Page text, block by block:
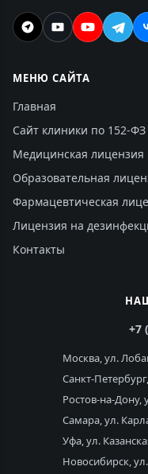
МЕНЮ САЙТА
Главная
Сайт клиники по 152-ФЗ
Медицинская лицензия
Образовательная
Фармацевтическая
Лицензия на
Контакты
+7
Москва, ул.
Санкт-
Ростов-на-Дону,
Самара, ул.
Уфа, ул.
Новосибирск,